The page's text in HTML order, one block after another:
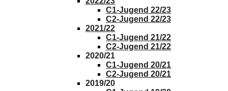
C1-Jugend 22/23
C2-Jugend 22/23
2021/22
C1-Jugend 21/22
C2-Jugend 21/22
2020/21
C1-Jugend 20/21
C2-Jugend 20/21
2019/20